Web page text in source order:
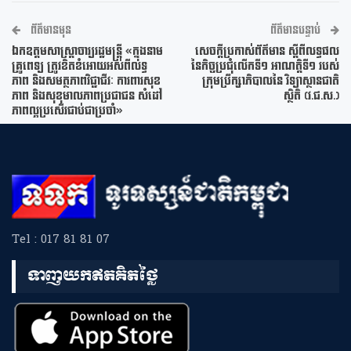
ព័ត៌មានមុន
ឯកឧត្តមសាស្រ្តាចារ្យរដ្ឋមន្រ្តី «ក្នុងនាម
គ្រូពេទ្យ ត្រូវខិតខំអោយអស់ពីលទ្ធ
ភាព និងសមត្ថភាពវិជ្ជាជីវៈ ការពារសុខ
ភាព និងសុខុមាលភាពប្រជាជន សំដៅ
ភាពល្អប្រសើរជាប់ជាប្រចាំ»
ព័ត៌មានបន្ទាប់
សេចក្តីប្រកាស់ព័ត៌មាន ស្តីពីលទ្ធផល
នៃកិច្ចប្រជុំលើកទី១ អាណត្តិទី១ របស់
ក្រុមប្រឹក្សាភិបាលនៃ វិទ្យាស្ថានជាតិ
ស្ថិតិ (វ.ជ.ស.)
Tel : 017 81 81 07
ទាញយកឥតគិតថ្លៃ